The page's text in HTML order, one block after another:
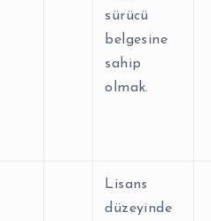
sürücü
belgesine
sahip
olmak.
Lisans
düzeyinde